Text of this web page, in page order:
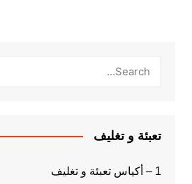
تعبئة و تغليف
1 – أكياس تعبئة و تغليف